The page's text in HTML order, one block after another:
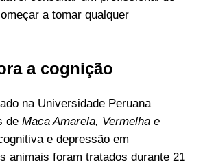
a tomar qualquer
a cognição
na Universidade Peruana
de Maca Amarela, Vermelha e
e depressão em
animais foram tratados durante 21